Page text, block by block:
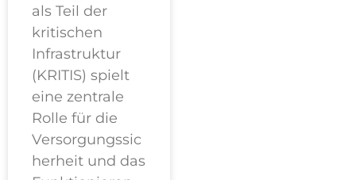
als Teil der
kritischen
Infrastruktur
(KRITIS) spielt
eine zentrale
Rolle für die
Versorgungssic
herheit und das